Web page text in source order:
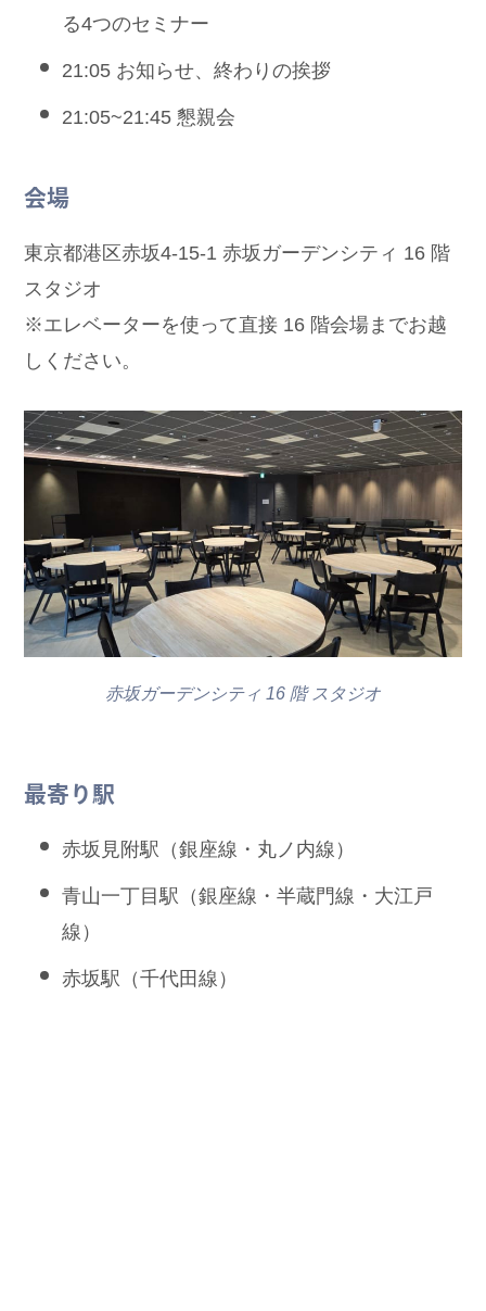
る4つのセミナー
21:05 お知らせ、終わりの挨拶
21:05~21:45 懇親会
会場
東京都港区赤坂4-15-1 赤坂ガーデンシティ 16 階
スタジオ
※エレベーターを使って直接 16 階会場までお越
しください。
赤坂ガーデンシティ 16 階 スタジオ
最寄り駅
赤坂見附駅（銀座線・丸ノ内線）
青山一丁目駅（銀座線・半蔵門線・大江戸
線）
赤坂駅（千代田線）